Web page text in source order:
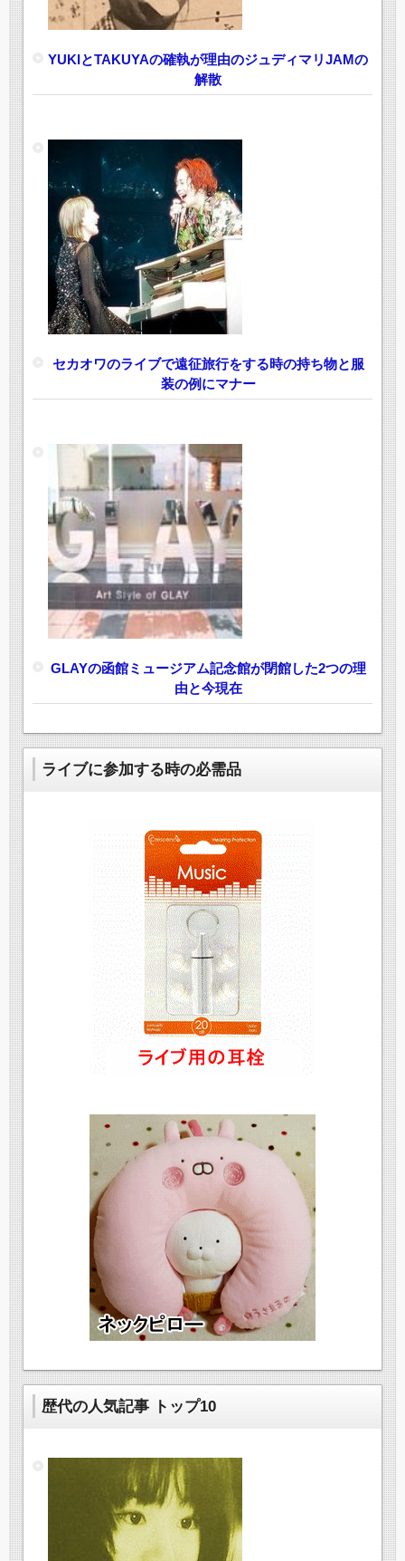
YUKIとTAKUYAの確執が理由のジュディマリJAMの
解散
セカオワのライブで遠征旅行をする時の持ち物と服
装の例にマナー
GLAYの函館ミュージアム記念館が閉館した2つの理
由と今現在
ライブに参加する時の必需品
歴代の人気記事 トップ10